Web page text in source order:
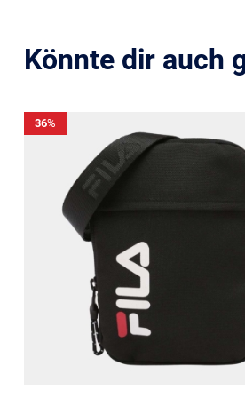
Könnte dir auch
36%